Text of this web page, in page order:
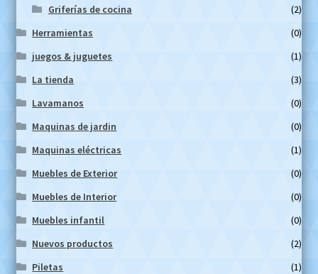
Griferías de cocina
(2)
Herramientas
(0)
juegos & juguetes
(1)
La tienda
(3)
Lavamanos
(0)
Maquinas de jardin
(0)
Maquinas eléctricas
(1)
Muebles de Exterior
(0)
Muebles de Interior
(0)
Muebles infantil
(0)
Nuevos productos
(2)
Piletas
(1)